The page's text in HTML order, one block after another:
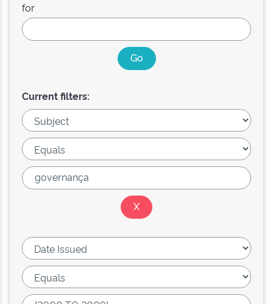
for
Current filters: